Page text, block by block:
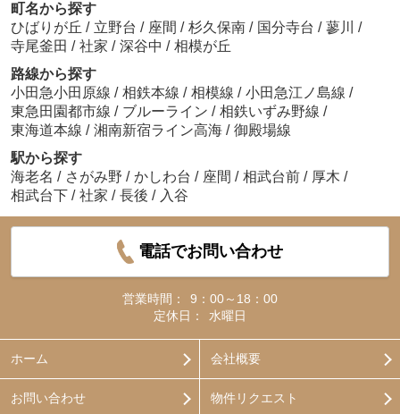
町名から探す
ひばりが丘 / 立野台 / 座間 / 杉久保南 / 国分寺台 / 蓼川 /
寺尾釜田 / 社家 / 深谷中 / 相模が丘
路線から探す
小田急小田原線 / 相鉄本線 / 相模線 / 小田急江ノ島線 /
東急田園都市線 / ブルーライン / 相鉄いずみ野線 /
東海道本線 / 湘南新宿ライン高海 / 御殿場線
駅から探す
海老名 / さがみ野 / かしわ台 / 座間 / 相武台前 / 厚木 /
相武台下 / 社家 / 長後 / 入谷
電話でお問い合わせ
営業時間：
9：00～18：00
定休日：
水曜日
ホーム 会社概要
お問い合わせ 物件リクエスト